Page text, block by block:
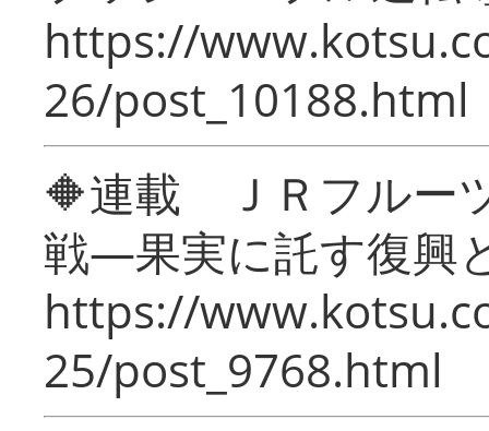
https://
26/post_10188.html
🔶連載 ＪＲフルー
戦―果実に託す復興
https://
25/post_9768.html